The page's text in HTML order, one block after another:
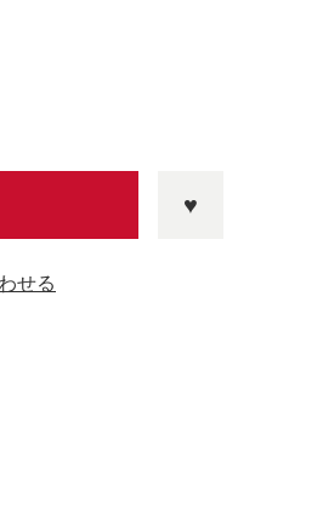
せる